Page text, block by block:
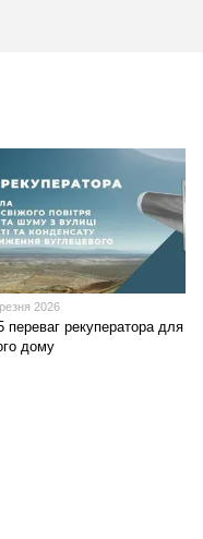
2026
переваг рекуператора для
дому